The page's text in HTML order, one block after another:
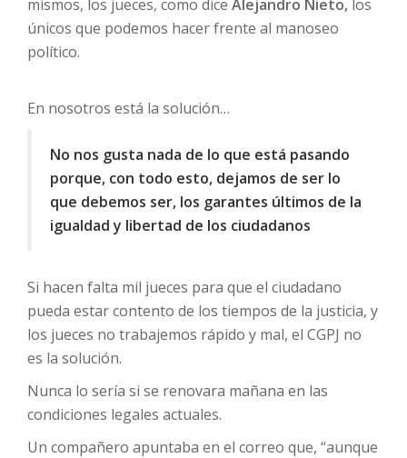
mismos, los jueces, como dice Alejandro Nieto, los
únicos que podemos hacer frente al manoseo
político.
En nosotros está la solución…
No nos gusta nada de lo que está pasando
porque, con todo esto, dejamos de ser lo
que debemos ser, los garantes últimos de la
igualdad y libertad de los ciudadanos
Si hacen falta mil jueces para que el ciudadano
pueda estar contento de los tiempos de la justicia, y
los jueces no trabajemos rápido y mal, el CGPJ no
es la solución.
Nunca lo sería si se renovara mañana en las
condiciones legales actuales.
Un compañero apuntaba en el correo que, “aunque